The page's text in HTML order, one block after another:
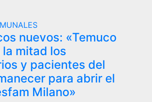
nuevos: «Temuco
mitad los
y pacientes del
para abrir el
Milano»